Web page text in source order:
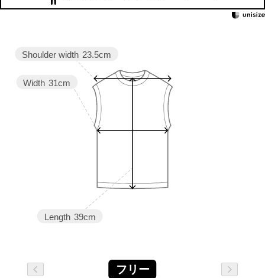
Length 39cm
Width 31cm
Shoulder width 23.5cm
フリー